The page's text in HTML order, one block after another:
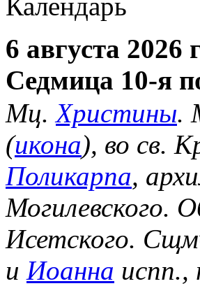
6 августа 2026
Седмица 10-я
Мц.Христины.
(икона), во св.
Поликарпа,
Могилевского.
Исетского.
и Иоанна испп.,